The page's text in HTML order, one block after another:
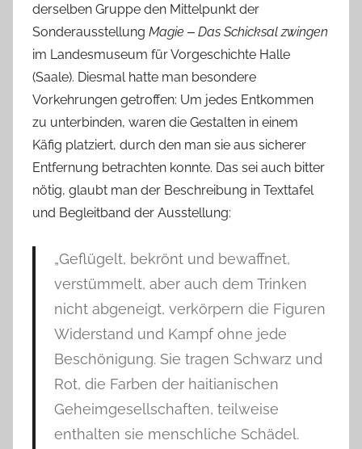
derselben Gruppe den Mittelpunkt der
Sonderausstellung Magie ‒ Das Schicksal zwingen
im Landesmuseum für Vorgeschichte Halle
(Saale). Diesmal hatte man besondere
Vorkehrungen getroffen: Um jedes Entkommen
zu unterbinden, waren die Gestalten in einem
Käfig platziert, durch den man sie aus sicherer
Entfernung betrachten konnte. Das sei auch bitter
nötig, glaubt man der Beschreibung in Texttafel
und Begleitband der Ausstellung:
„Geflügelt, bekrönt und bewaffnet,
verstümmelt, aber auch dem Trinken
nicht abgeneigt, verkörpern die Figuren
Widerstand und Kampf ohne jede
Beschönigung. Sie tragen Schwarz und
Rot, die Farben der haitianischen
Geheimgesellschaften, teilweise
enthalten sie menschliche Schädel.